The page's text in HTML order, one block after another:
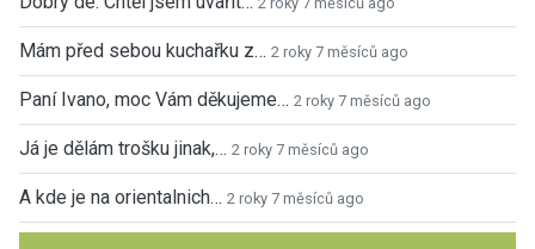
Mám před sebou kuchařku z… 2 roky 7 měsíců ago
Paní Ivano, moc Vám děkujeme… 2 roky 7 měsíců ago
Já je dělám trošku jinak,… 2 roky 7 měsíců ago
A kde je na orientalnich… 2 roky 7 měsíců ago